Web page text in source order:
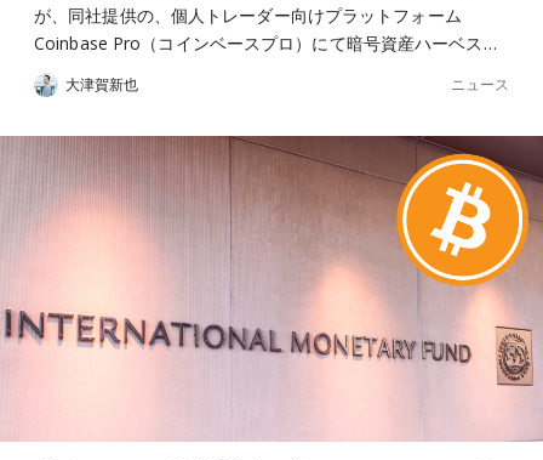
が、同社提供の、個人トレーダー向けプラットフォーム
Coinbase Pro（コインベースプロ）にて暗号資産ハーベス…
大津賀新也 ニュース